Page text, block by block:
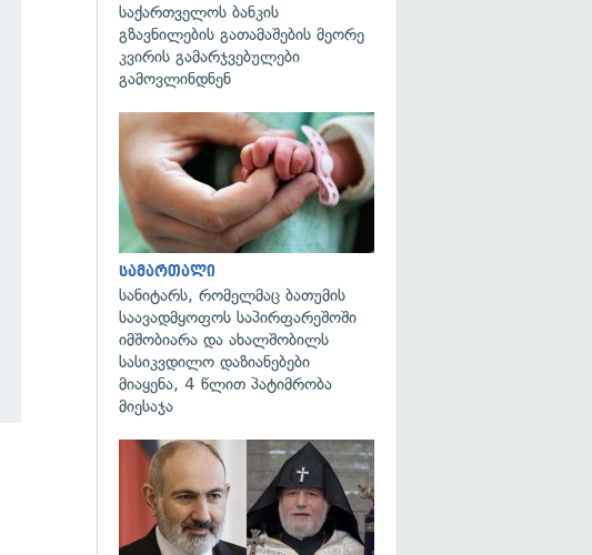
საქართველოს ბანკის
გზავნილების გათამაშების მეორე
კვირის გამარჯვებულები
გამოვლინდნენ
სამართალი
სანიტარს, რომელმაც ბათუმის
საავადმყოფოს საპირფარეშოში
იმშობიარა და ახალშობილს
სასიკვდილო დაზიანებები
მიაყენა, 4 წლით პატიმრობა
მიესაჯა